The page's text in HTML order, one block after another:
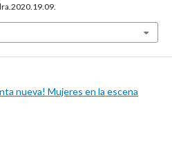
nueva! Mujeres en la escena